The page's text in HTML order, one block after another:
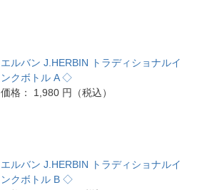
エルバン J.HERBIN トラディショナルイ
ンクボトル A ◇
価格： 1,980 円（税込）
エルバン J.HERBIN トラディショナルイ
ンクボトル B ◇